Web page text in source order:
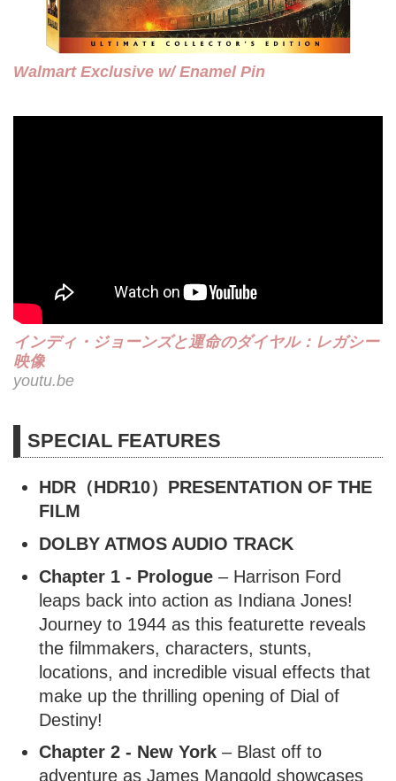
Walmart Exclusive w/ Enamel Pin
インディ・ジョーンズと運命のダイヤル：レガシー
映像
youtu.be
SPECIAL FEATURES
HDR（HDR10）PRESENTATION OF THE
FILM
DOLBY ATMOS AUDIO TRACK
Chapter 1 - Prologue– Harrison Ford
leaps back into action as Indiana Jones!
Journey to 1944 as this featurette reveals
the filmmakers, characters, stunts,
locations, and incredible visual effects that
make up the thrilling opening of Dial of
Destiny!
Chapter 2 - New York– Blast off to
adventure as James Mangold showcases